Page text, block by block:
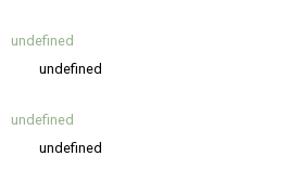
undefined
undefined
undefined
undefined